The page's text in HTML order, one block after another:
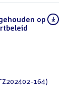
op
164)